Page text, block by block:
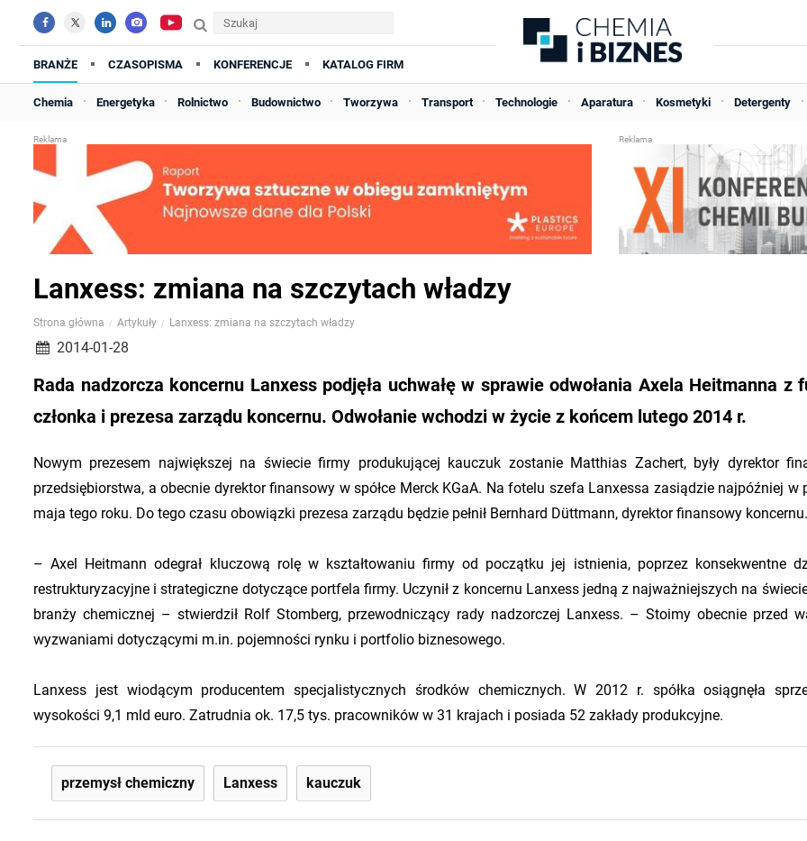
BRANŻE CZASOPISMA KONFERENCJE KATALOG FIRM
Chemia Energetyka Rolnictwo Budownictwo Tworzywa Transport Technologie Aparatura Kosmetyki Detergenty
Lanxess: zmiana na szczytach władzy
Strona główna Artykuły Lanxess: zmiana na szczytach władzy
2014-01-28
Rada nadzorcza koncernu Lanxess podjęła uchwałę w sprawie odwołania Axela Heitmanna z
członka i prezesa zarządu koncernu. Odwołanie wchodzi w życie z końcem lutego 2014 r.
Nowym prezesem największej na świecie firmy produkującej kauczuk zostanie Matthias Zachert, były dyrektor
przedsiębiorstwa, a obecnie dyrektor finansowy w spółce Merck KGaA. Na fotelu szefa Lanxessa zasiądzie najpóźniej w
maja tego roku. Do tego czasu obowiązki prezesa zarządu będzie pełnił Bernhard Düttmann, dyrektor finansowy koncernu.
– Axel Heitmann odegrał kluczową rolę w kształtowaniu firmy od początku jej istnienia, poprzez konsekwentne
restrukturyzacyjne i strategiczne dotyczące portfela firmy. Uczynił z koncernu Lanxess jedną z najważniejszych na
branży chemicznej – stwierdził Rolf Stomberg, przewodniczący rady nadzorczej Lanxess. – Stoimy obecnie przed
wyzwaniami dotyczącymi m.in. pojemności rynku i portfolio biznesowego.
Lanxess jest wiodącym producentem specjalistycznych środków chemicznych. W 2012 r. spółka osiągnęła
wysokości 9,1 mld euro. Zatrudnia ok. 17,5 tys. pracowników w 31 krajach i posiada 52 zakłady produkcyjne.
przemysł chemiczny Lanxess kauczuk